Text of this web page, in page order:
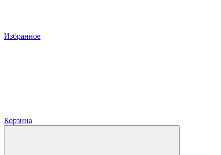
Избранное
Корзина